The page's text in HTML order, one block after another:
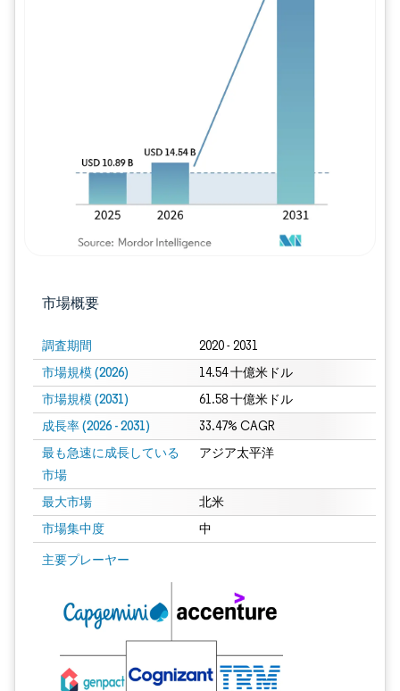
市場概要
調査期間 2020 - 2031
市場規模 (2026) 14.54 十億米ドル
市場規模 (2031) 61.58 十億米ドル
成長率 (2026 - 2031) 33.47% CAGR
最も急速に成長している
市場
アジア太平洋
最大市場 北米
市場集中度 中
主要プレーヤー
画像 © Mordor Intelligence。再利用にはCC BY 4.0の表示が必要です。
画像 © Mordor Intelligence。再利用には